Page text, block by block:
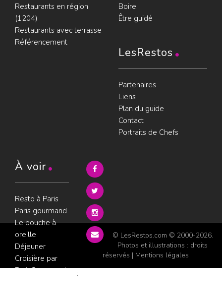
Restaurants en région
(1204)
Restaurants avec terrasse
Référencement
Boire
Être guidé
LesRestos
Partenaires
Liens
Plan du guide
Contact
Portraits de Chefs
À voir
Resto à Paris
Paris gourmand
Le bouche à
oreille
Déjeuner
Croisière par
ParisGourmand
© LesRestos.com © 2000-2026.
Photos et illustrations : droits
réservés | Mentions légales
;